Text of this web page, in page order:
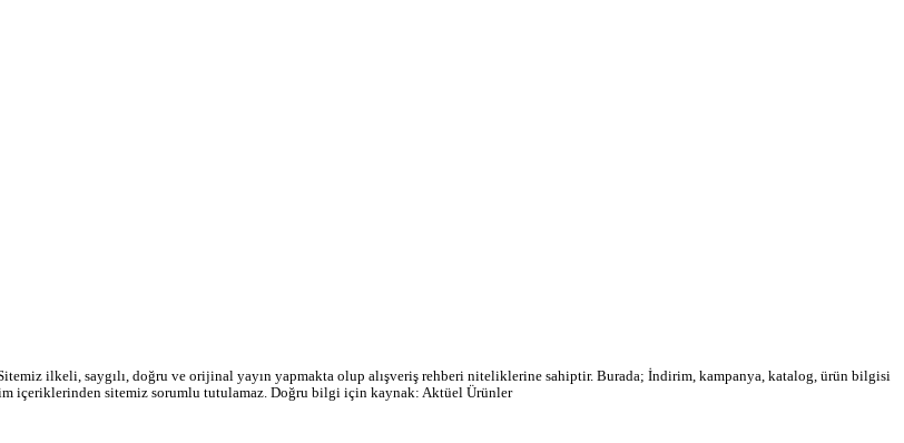
ilkeli, saygılı, doğru ve orijinal yayın yapmakta olup alışveriş rehberi niteliklerine sahiptir. Burada; İndirim, kampanya, katalog, ürün bilgisi
içeriklerinden sitemiz sorumlu tutulamaz. Doğru bilgi için kaynak: Aktüel Ürünler